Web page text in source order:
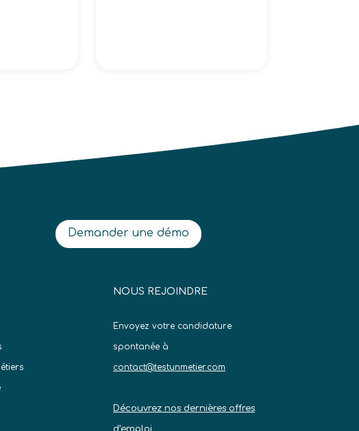
Demander une démo
NOUS REJOINDRE
Envoyez votre candidature
spontanée à
contact@testunmetier.com
Découvrez nos dernières offres
d’emploi